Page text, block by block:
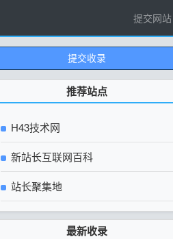
提交网站
提交收录
推荐站点
H43技术网
新站长互联网百科
站长聚集地
最新收录